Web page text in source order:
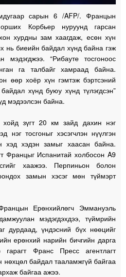
сарын 6 /AFP/. Францын
Корбьер нуруунд гарсан
хурдны зам хаагдаж, есөн хүн
нь биеийн байдал хүнд байна гэж
мэдэгджээ. “Рибауте тосгоноос
га талбайг хамраад байна.
өөр хоёр хүн гэмтэж бэртсэний
хүнд буюу хүнд түлэгдсэн”
мэдээлсэн байна.
хойд зүгт 20 км зайд дахин нэг
нэг тосгоныг хэсэгчлэн нүүлгэн
хэд хэдэн замыг хаасан байна.
Францыг Испанитай холбосон A9
хаажээ. Перпиньон болон
замын хэсэг мөн түймэрт
Ерөнхийлөгч Эммануэль
мэдэгдэхдээ, түймрийн
дурдаад, үндэсний бүх нөөцийг
ерөнхий нарийн бичгийн дарга
Франс Пресс агентлагт
нөхцөл байдал тааламжгүй байгаа
байгаа ажээ.